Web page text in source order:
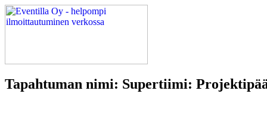
Tapahtuman nimi: Supertiimi: